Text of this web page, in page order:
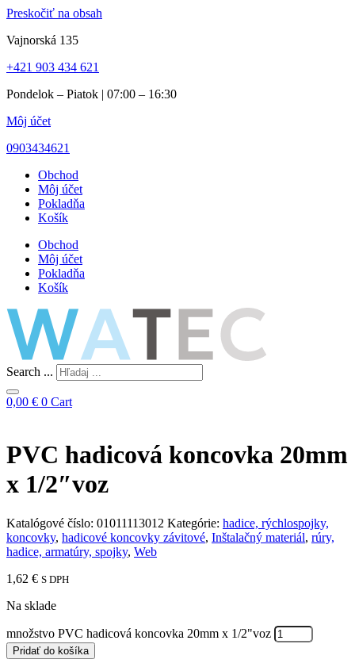
Preskočiť na obsah
Vajnorská 135
+421 903 434 621
Pondelok – Piatok | 07:00 – 16:30
Môj účet
0903434621
Obchod
Môj účet
Pokladňa
Košík
Obchod
Môj účet
Pokladňa
Košík
Search ...
0,00 € 0 Cart
PVC hadicová koncovka 20mm
x 1/2″voz
Katalógové číslo: 01011113012 Kategórie: hadice, rýchlospojky,
koncovky, hadicové koncovky závitové, Inštalačný materiál, rúry,
hadice, armatúry, spojky, Web
1,62 € S DPH
Na sklade
množstvo PVC hadicová koncovka 20mm x 1/2"voz
Pridať do košíka